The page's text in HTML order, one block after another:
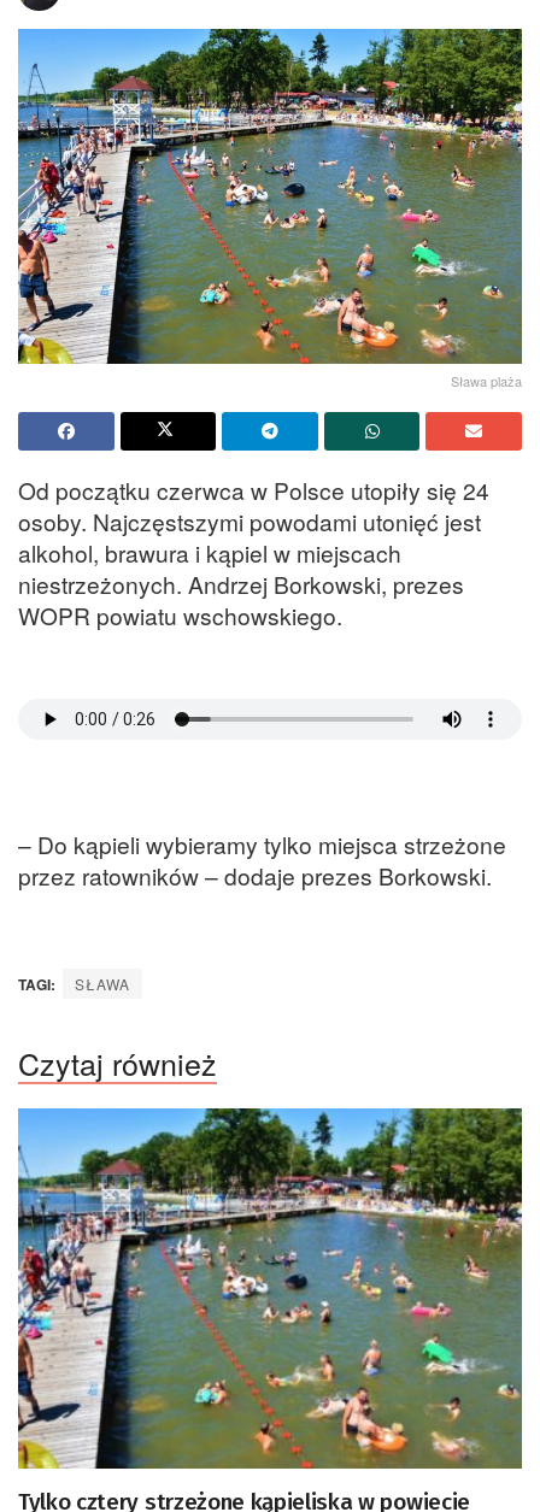
Sława plaża
Od początku czerwca w Polsce utopiły się 24
osoby. Najczęstszymi powodami utonięć jest
alkohol, brawura i kąpiel w miejscach
niestrzeżonych. Andrzej Borkowski, prezes
WOPR powiatu wschowskiego.
– Do kąpieli wybieramy tylko miejsca strzeżone
przez ratowników – dodaje prezes Borkowski.
TAGI: SŁAWA
Czytaj również
Tylko cztery strzeżone kąpieliska w powiecie